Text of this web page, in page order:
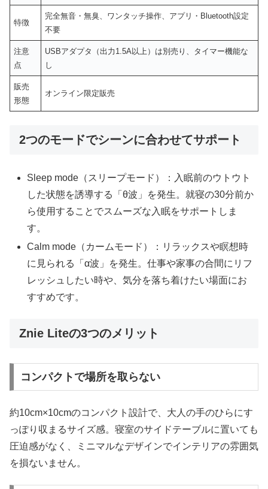
特徴
完全無音・無臭、ワンタッチ操作、アプリ・Bluetooth設定
不要
注意
点
USBアダプタ（出力1.5A以上）は別売り、タイマー機能な
し
販売
形態
オンライン限定販売
2つのモードでシーンに合わせてサポート
Sleep mode（スリープモード）：入眠前のウトウト
した状態を誘導する「θ波」を発生。就寝の30分前か
ら使用することでスムーズな入眠をサポートしま
す。
Calm mode（カームモード）：リラックスや瞑想時
に見られる「α波」を発生。仕事や家事の合間にリフ
レッシュしたい時や、気分を落ち着けたい場面にお
すすめです。
Znie Liteの3つのメリット
コンパクトで場所を取らない
約10cm×10cmのコンパクト設計で、大人の手のひらにす
っぽり収まるサイズ感。寝室のサイドテーブルに置いても
圧迫感がなく、ミニマルなデザインでインテリアの雰囲気
を損ないません。